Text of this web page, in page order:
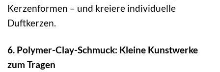
Kerzenformen – und kreiere individuelle
Duftkerzen.
6. Polymer-Clay-Schmuck: Kleine Kunstwerke
zum Tragen